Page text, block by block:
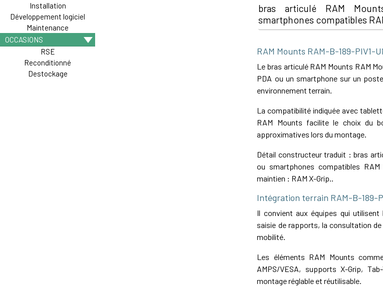
Installation
Développement logiciel
Maintenance
OCCASIONS
RSE
Reconditionné
Destockage
bras articulé RAM
smartphones compatibles
RAM Mounts RAM-B-189-PIV1-
Le bras articulé RAM Mounts RAM
PDA ou un smartphone sur un
environnement terrain.
La compatibilité indiquée avec
RAM Mounts facilite le choix du
approximatives lors du montage.
Détail constructeur traduit : bras
ou smartphones compatibles
maintien : RAM X-Grip..
Intégration terrain RAM-B-189-
Il convient aux équipes qui
saisie de rapports, la consultation
mobilité.
Les éléments RAM Mounts
AMPS/VESA, supports X-Grip,
montage réglable et réutilisable.